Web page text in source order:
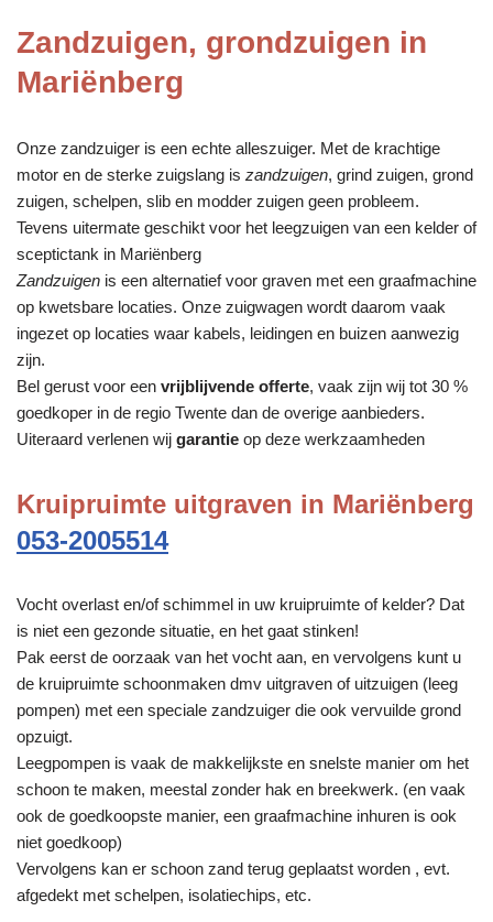
Zandzuigen, grondzuigen in
Mariënberg
Onze zandzuiger is een echte alleszuiger. Met de krachtige
motor en de sterke zuigslang is zandzuigen, grind zuigen, grond
zuigen, schelpen, slib en modder zuigen geen probleem.
Tevens uitermate geschikt voor het leegzuigen van een kelder of
sceptictank in Mariënberg
Zandzuigen is een alternatief voor graven met een graafmachine
op kwetsbare locaties. Onze zuigwagen wordt daarom vaak
ingezet op locaties waar kabels, leidingen en buizen aanwezig
zijn.
Bel gerust voor een vrijblijvende offerte, vaak zijn wij tot 30 %
goedkoper in de regio Twente dan de overige aanbieders.
Uiteraard verlenen wij garantie op deze werkzaamheden
Kruipruimte uitgraven in Mariënberg
053-2005514
Vocht overlast en/of schimmel in uw kruipruimte of kelder? Dat
is niet een gezonde situatie, en het gaat stinken!
Pak eerst de oorzaak van het vocht aan, en vervolgens kunt u
de kruipruimte schoonmaken dmv uitgraven of uitzuigen (leeg
pompen) met een speciale zandzuiger die ook vervuilde grond
opzuigt.
Leegpompen is vaak de makkelijkste en snelste manier om het
schoon te maken, meestal zonder hak en breekwerk. (en vaak
ook de goedkoopste manier, een graafmachine inhuren is ook
niet goedkoop)
Vervolgens kan er schoon zand terug geplaatst worden , evt.
afgedekt met schelpen, isolatiechips, etc.